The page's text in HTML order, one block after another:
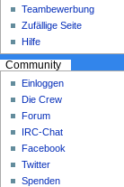
Teambewerbung
Zufällige Seite
Hilfe
Community
Einloggen
Die Crew
Forum
IRC-Chat
Facebook
Twitter
Spenden